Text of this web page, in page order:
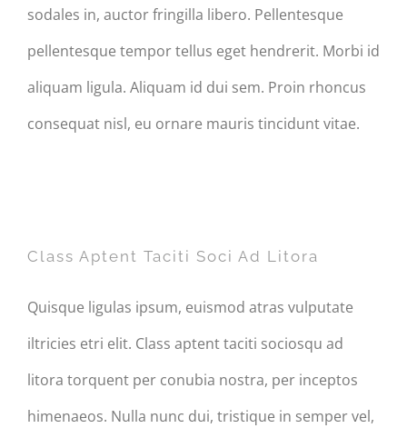
sodales in, auctor fringilla libero. Pellentesque
pellentesque tempor tellus eget hendrerit. Morbi id
aliquam ligula. Aliquam id dui sem. Proin rhoncus
consequat nisl, eu ornare mauris tincidunt vitae.
Class Aptent Taciti Soci Ad Litora
Quisque ligulas ipsum, euismod atras vulputate
iltricies etri elit. Class aptent taciti sociosqu ad
litora torquent per conubia nostra, per inceptos
himenaeos. Nulla nunc dui, tristique in semper vel,